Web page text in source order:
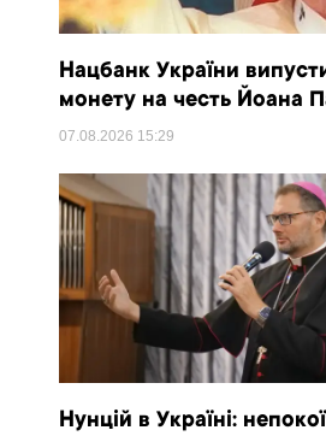
Нацбанк України
монету на честь Йоана
07.08.2026 15:29
Нунцій в Україні: